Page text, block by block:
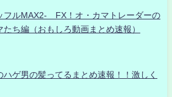
フルMAX2- FX！オ・カマトレーダーの
ち編（おもしろ動画まとめ速報）
ゲ男の髪ってるまとめ速報！！激しく